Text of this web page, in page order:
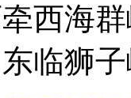
西海
临狮